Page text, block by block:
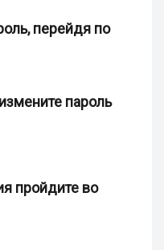
перейдя по
пароль
пройдите во